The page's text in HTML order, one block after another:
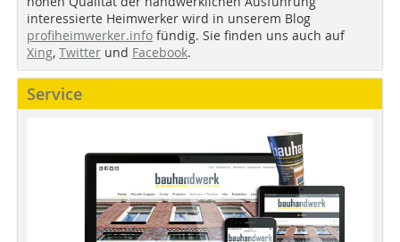
interessierte Heimwerker wird in unserem Blog
profiheimwerker.info fündig. Sie finden uns auch auf
Xing, Twitter und Facebook.
Service